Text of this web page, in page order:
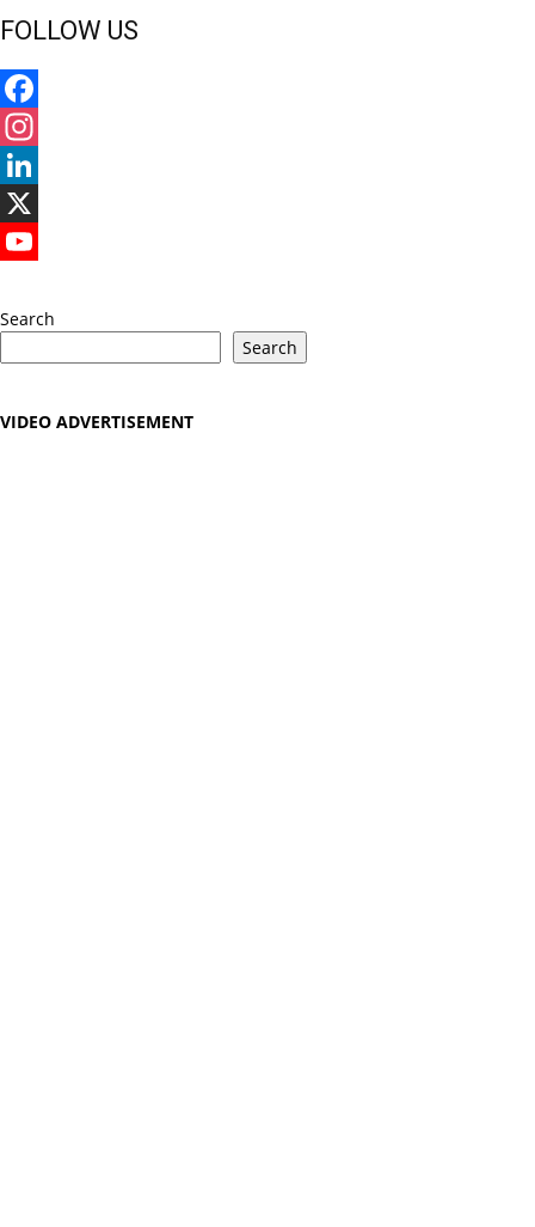
FOLLOW US
Facebook
Instagram
LinkedIn
X
Search
Search
VIDEO ADVERTISEMENT